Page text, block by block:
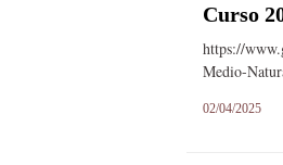
Curso
https://
Medio-
02/04/2025